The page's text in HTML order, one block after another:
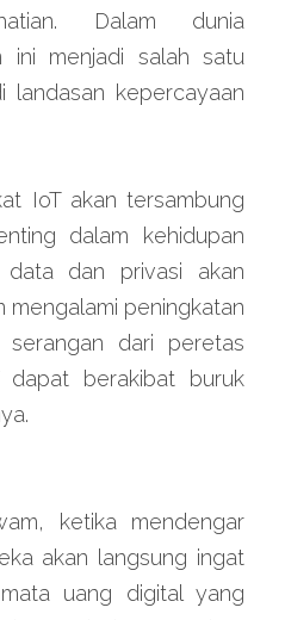
Dalam dunia
ini menjadi salah satu
landasan kepercayaan
IoT akan tersambung
dalam kehidupan
data dan privasi akan
mengalami peningkatan
dari peretas
dapat berakibat buruk
ketika mendengar
akan langsung ingat
uang digital yang